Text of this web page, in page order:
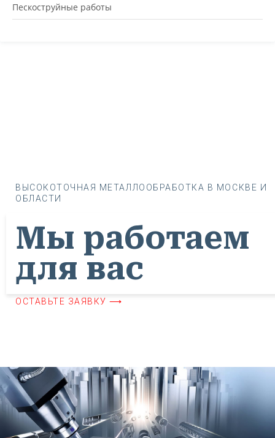
Пескоструйные работы
ВЫСОКОТОЧНАЯ МЕТАЛЛООБРАБОТКА В МОСКВЕ И
ОБЛАСТИ
Мы работаем
для вас
ОСТАВЬТЕ ЗАЯВКУ ⟶